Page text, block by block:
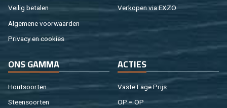
Vei­lig be­ta­len
Al­ge­me­ne voor­waar­den
Pri­va­cy en coo­kies
Ver­ko­pen via EXZO
ONS GAMMA
Hout­soor­ten
Steen­soor­ten
AC­TIES
Vaste Lage Prijs
OP = OP